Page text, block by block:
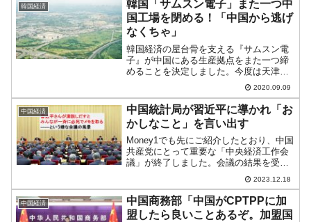
2020年08月2...
韓国経済
韓国「サムスン電子」また一つ中
国工場を閉める！「中国から逃げ
なくちゃ」
韓国経済の屋台骨を支える『サムスン電
子』が中国にある生産拠点をまた一つ締
めることを決定しました。今度は天津に
あるTV工場です。これは『サムスン電
子』が中国に持つ唯一のTV工場。『サム
スン電子』自身は、特に中国市場を諦め
るわけではないが、生産...
2020.09.09
中国経済
中国統計局が習近平に導かれ「お
かしなこと」を言い出す
Money1でも先にご紹介したとおり、中国
共産党にとって重要な「中央経済工作会
議」が終了しました。会議の結果を受け
て、政府機関がそれぞれに「習近平国家
主席の新時代の中国の特色ある社会主義
の思想に導かれ……」という文書を出し
ています。導かれて...
2023.12.18
中国経済
中国商務部「中国がCPTPPに加
盟したら良いことあるぞ。加盟国